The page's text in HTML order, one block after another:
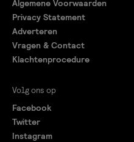
Algemene Voorwaarden
Privacy Statement
Adverteren
Vragen & Contact
Klachtenprocedure
Volg ons op
Facebook
Twitter
Instagram